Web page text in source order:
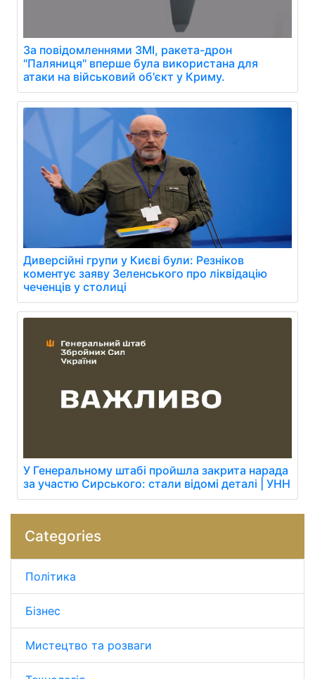
За повідомленнями ЗМІ, ракета-дрон
"Паляниця" вперше була використана для
атаки на військовий об'єкт у Криму.
Диверсійні групи у Києві були: Резніков
коментує заяву Зеленського про ліквідацію
чеченців у столиці
У Генеральному штабі пройшла закрита нарада
за участю Сирського: стали відомі деталі | УНН
Categories
Політика
Бізнес
Мистецтво та розваги